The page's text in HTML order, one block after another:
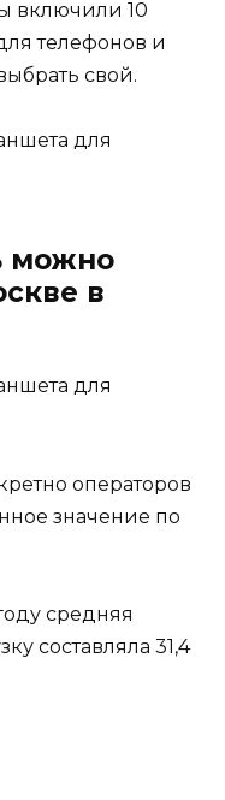
включили 10
телефонов и
свой.
можно
в
операторов
значение по
средняя
составляла 31,4